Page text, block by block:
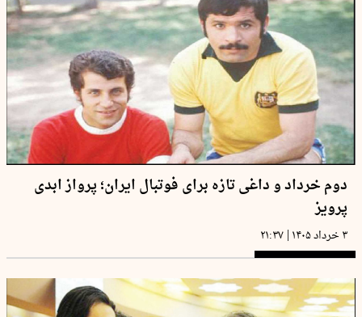
دوم خرداد و داغی تازه برای فوتبال ایران؛ پرواز ابدی
پرویز
۳ خرداد ۱۴۰۵ | ۲۱:۳۷